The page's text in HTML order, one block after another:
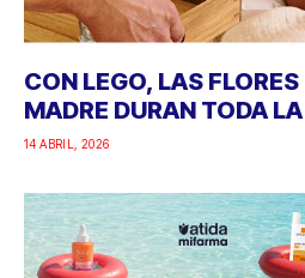
CON LEGO, LAS
MADRE DURAN TODA
14 ABRIL, 2026